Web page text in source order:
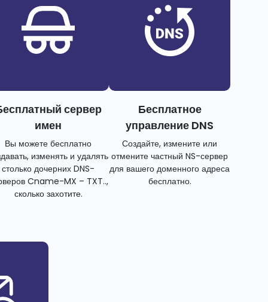
сервер
имен
Вы можете бесплатно
изменять и удалять
столько дочерних DNS-
Cname-MX – TXT..,
сколько захотите.
Бесплатное
управление DNS
Создайте, измените или
отмените частный NS-сервер
для вашего доменного адреса
бесплатно.